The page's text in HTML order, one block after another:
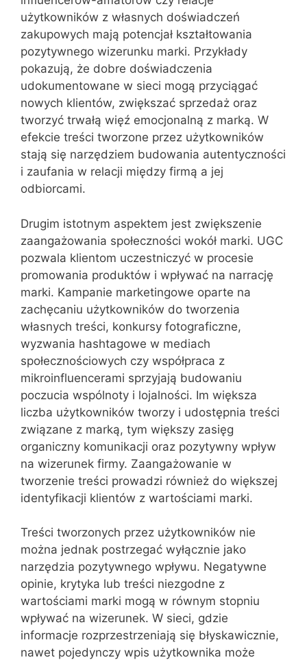
użytkowników z własnych doświadczeń
zakupowych mają potencjał kształtowania
pozytywnego wizerunku marki. Przykłady
pokazują, że dobre doświadczenia
udokumentowane w sieci mogą przyciągać
nowych klientów, zwiększać sprzedaż oraz
tworzyć trwałą więź emocjonalną z marką. W
efekcie treści tworzone przez użytkowników
stają się narzędziem budowania autentyczności
i zaufania w relacji między firmą a jej
odbiorcami.
Drugim istotnym aspektem jest zwiększenie
zaangażowania społeczności wokół marki. UGC
pozwala klientom uczestniczyć w procesie
promowania produktów i wpływać na narrację
marki. Kampanie marketingowe oparte na
zachęcaniu użytkowników do tworzenia
własnych treści, konkursy fotograficzne,
wyzwania hashtagowe w mediach
społecznościowych czy współpraca z
mikroinfluencerami sprzyjają budowaniu
poczucia wspólnoty i lojalności. Im większa
liczba użytkowników tworzy i udostępnia treści
związane z marką, tym większy zasięg
organiczny komunikacji oraz pozytywny wpływ
na wizerunek firmy. Zaangażowanie w
tworzenie treści prowadzi również do większej
identyfikacji klientów z wartościami marki.
Treści tworzonych przez użytkowników nie
można jednak postrzegać wyłącznie jako
narzędzia pozytywnego wpływu. Negatywne
opinie, krytyka lub treści niezgodne z
wartościami marki mogą w równym stopniu
wpływać na wizerunek. W sieci, gdzie
informacje rozprzestrzeniają się błyskawicznie,
nawet pojedynczy wpis użytkownika może